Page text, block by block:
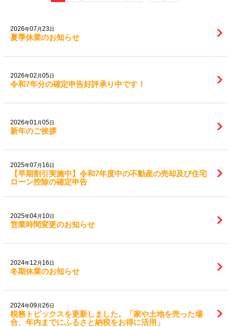
2026年07 月23日
夏季休業のお知らせ
2026年02 月05日
令和7年分の確定申告好評承り中です！
2026年01 月05日
新年のご挨拶
2025年07 月 16日
【早期割引実施中】令和7年度中の不動産の売却及び住宅
ローン控除の確定申告
2025年04月 10日
営業時間変更のお知らせ
2024年12 月 16日
冬期休業のお知らせ
2024年09月26日
税務トピックスを更新しました。「家や土地を売った場
合、年内までにふるさと納税をお得に活用」